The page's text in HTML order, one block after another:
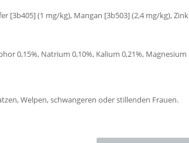
[3b405] (1 mg/kg), Mangan [3b503] (2,4 mg/kg), Zink
0,15%, Natrium 0,10%, Kalium 0,21%, Magnesium
Welpen, schwangeren oder stillenden Frauen.